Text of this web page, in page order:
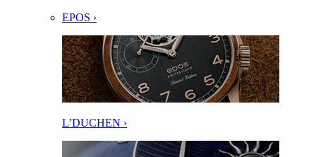
EPOS ›
L’DUCHEN ›